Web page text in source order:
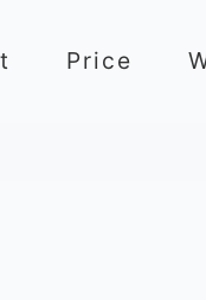
Price